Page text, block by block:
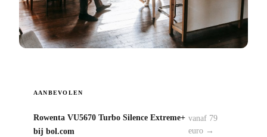
AANBEVOLEN
Rowenta VU5670 Turbo Silence Extreme+
bij bol.com
vanaf 79
euro →